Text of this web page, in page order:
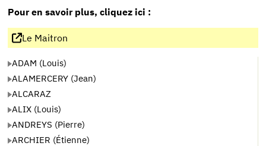
Pour en savoir plus, cliquez ici :
Le Maitron
ADAM (Louis)
ALAMERCERY (Jean)
ALCARAZ
ALIX (Louis)
ANDREYS (Pierre)
ARCHIER (Étienne)